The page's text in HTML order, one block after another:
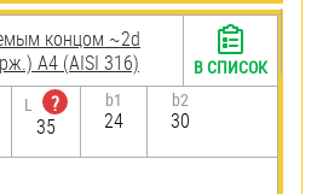
концом ~2d
A4 (AISI 316)
L
?
35
b1
24
b2
30
В СПИСОК